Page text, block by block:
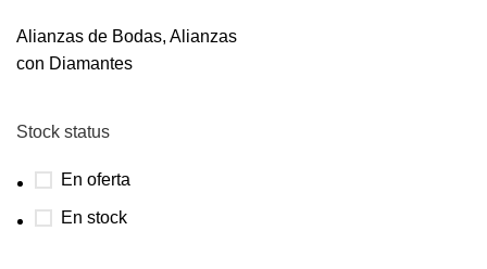
Stock status
En oferta
En stock
Alianzas de Bodas, Alianzas
con Diamantes